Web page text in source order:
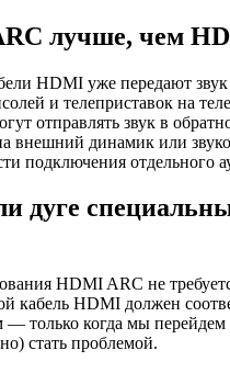
лучше, чем
HDMI уже передают звук
и телеприставок на
отправлять звук в
внешний динамик или
подключения отдельного
дуге
HDMI ARC не
кабель HDMI должен
— только когда мы
стать проблемой.